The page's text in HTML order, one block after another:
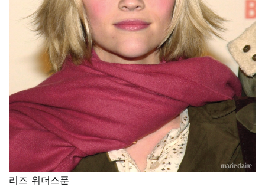
리즈 위더스푼